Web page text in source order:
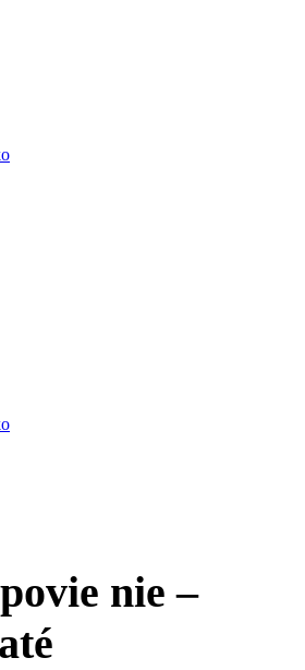
nie –